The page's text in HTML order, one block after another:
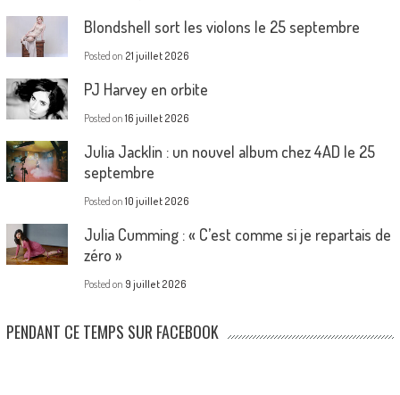
Blondshell sort les violons le 25 septembre
Posted on 21 juillet 2026
PJ Harvey en orbite
Posted on 16 juillet 2026
Julia Jacklin : un nouvel album chez 4AD le 25
septembre
Posted on 10 juillet 2026
Julia Cumming : « C’est comme si je repartais de
zéro »
Posted on 9 juillet 2026
PENDANT CE TEMPS SUR FACEBOOK